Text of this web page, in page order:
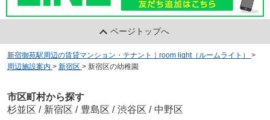
ページトップへ
新宿御苑駅周辺の賃貸マンション・テナント｜room light（ルームライト）
>
周辺施設案内 > 新宿区 > 新宿区の幼稚園
市区町村から探す
杉並区 / 新宿区 / 豊島区 / 渋谷区 / 中野区